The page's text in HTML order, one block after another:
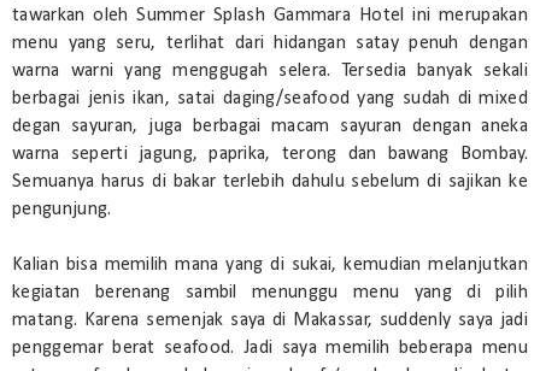
tawarkan oleh Summer Splash Gammara Hotel ini merupakan
menu yang seru, terlihat dari hidangan satay penuh dengan
warna warni yang menggugah selera. Tersedia banyak sekali
berbagai jenis ikan, satai daging/seafood yang sudah di mixed
degan sayuran, juga berbagai macam sayuran dengan aneka
warna seperti jagung, paprika, terong dan bawang Bombay.
Semuanya harus di bakar terlebih dahulu sebelum di sajikan ke
pengunjung.
Kalian bisa memilih mana yang di sukai, kemudian melanjutkan
kegiatan berenang sambil menunggu menu yang di pilih
matang. Karena semenjak saya di Makassar, suddenly saya jadi
penggemar berat seafood. Jadi saya memilih beberapa menu